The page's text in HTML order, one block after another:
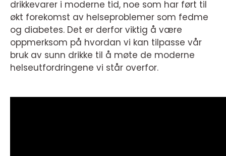
drikkevarer i moderne tid, noe som har ført til
økt forekomst av helseproblemer som fedme
og diabetes. Det er derfor viktig å være
oppmerksom på hvordan vi kan tilpasse vår
bruk av sunn drikke til å møte de moderne
helseutfordringene vi står overfor.